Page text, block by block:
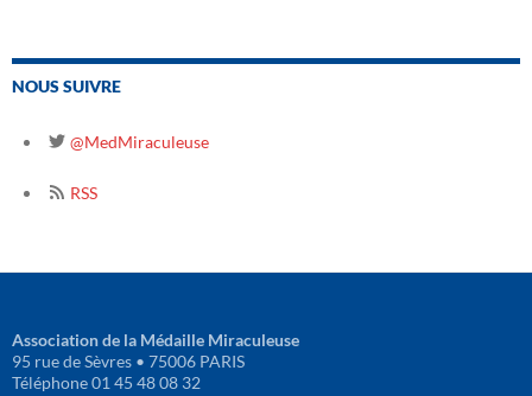
NOUS SUIVRE
@MedMiraculeuse
RSS
Association de la Médaille Miraculeuse
95 rue de Sèvres • 75006 PARIS
Téléphone 01 45 48 08 32